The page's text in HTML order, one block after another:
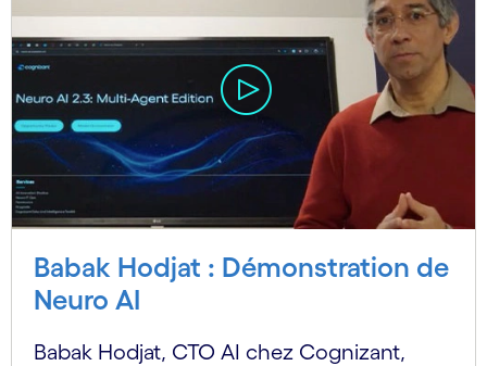
Babak Hodjat : Démonstration de
Neuro AI
Babak Hodjat, CTO AI chez Cognizant,